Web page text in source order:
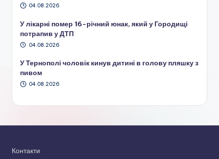
04.08.2026
У лікарні помер 16-річний юнак, який у Городищі
потрапив у ДТП
04.08.2026
У Тернополі чоловік кинув дитині в голову пляшку з
пивом
04.08.2026
Контакти